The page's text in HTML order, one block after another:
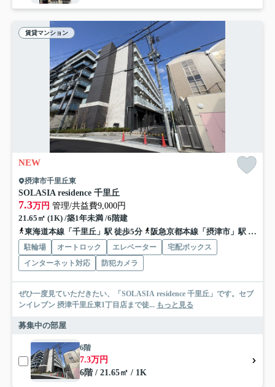
賃貸マンション
NEW
摂津市千里丘東
SOLASIA residence 千里丘
7.3万円 管理/共益費9,000円
21.65㎡ (1K) /築1年未満 /6階建
東海道本線「千里丘」駅 徒歩5分
阪急京都本線「摂津市」駅 徒歩11分
駐輪場 オートロック エレベーター
宅配ボックス
インターネット対応
防犯カメラ
ぜひ一度見ていただきたい、「SOLASIA residence 千里丘」です。セブ
ンイレブン 摂津千里丘東1丁目店まで徒... もっと見る
募集中の部屋
6階
7.3万円
6階 / 21.65㎡ / 1K